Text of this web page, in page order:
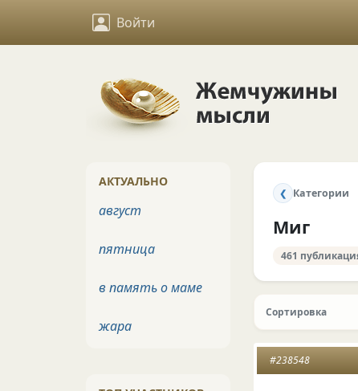
Войти
❮ Категории
Миг
461
Сортировка
#238548
АКТУАЛЬНО
август
пятница
в память о маме
жара